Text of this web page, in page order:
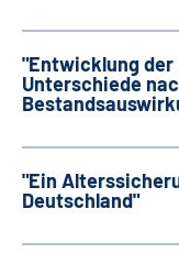
"Entwicklung der
Unterschiede
"Ein
Deutschland"